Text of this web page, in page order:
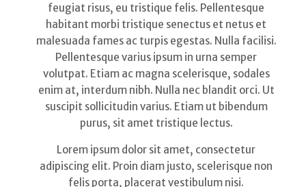
feugiat risus, eu tristique felis. Pellentesque
habitant morbi tristique senectus et netus et
malesuada fames ac turpis egestas. Nulla facilisi.
Pellentesque varius ipsum in urna semper
volutpat. Etiam ac magna scelerisque, sodales
enim at, interdum nibh. Nulla nec blandit orci. Ut
suscipit sollicitudin varius. Etiam ut bibendum
purus, sit amet tristique lectus.
Lorem ipsum dolor sit amet, consectetur
adipiscing elit. Proin diam justo, scelerisque non
felis porta, placerat vestibulum nisi.